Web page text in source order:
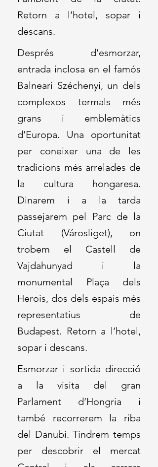
Retorn a l’hotel, sopar i
descans.
Després d’esmorzar,
entrada inclosa en el famós
Balneari Széchenyi, un dels
complexos termals més
grans i emblemàtics
d’Europa. Una oportunitat
per coneixer una de les
tradicions més arrelades de
la cultura hongaresa.
Dinarem i a la tarda
passejarem pel Parc de la
Ciutat (Városliget), on
trobem el Castell de
Vajdahunyad i la
monumental Plaça dels
Herois, dos dels espais més
representatius de
Budapest. Retorn a l’hotel,
sopar i descans.
Esmorzar i sortida direcció
a la visita del gran
Parlament d’Hongria i
també recorrerem la riba
del Danubi. Tindrem temps
per descobrir el mercat